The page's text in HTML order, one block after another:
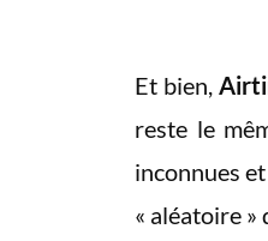
Et bien,
reste le
inconnues
« aléatoire